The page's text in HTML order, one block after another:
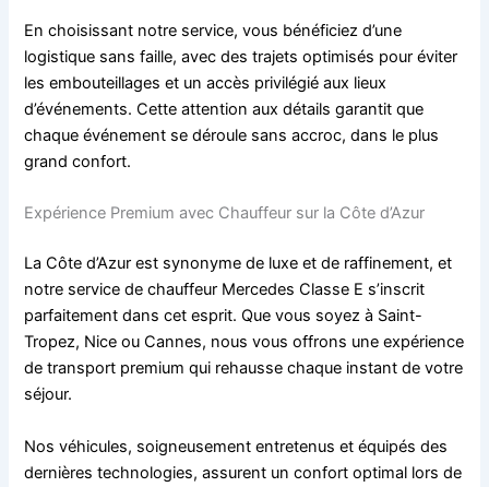
En choisissant notre service, vous bénéficiez d’une
logistique sans faille, avec des trajets optimisés pour éviter
les embouteillages et un accès privilégié aux lieux
d’événements. Cette attention aux détails garantit que
chaque événement se déroule sans accroc, dans le plus
grand confort.
Expérience Premium avec Chauffeur sur la Côte d’Azur
La Côte d’Azur est synonyme de luxe et de raffinement, et
notre service de chauffeur Mercedes Classe E s’inscrit
parfaitement dans cet esprit. Que vous soyez à Saint-
Tropez, Nice ou Cannes, nous vous offrons une expérience
de transport premium qui rehausse chaque instant de votre
séjour.
Nos véhicules, soigneusement entretenus et équipés des
dernières technologies, assurent un confort optimal lors de